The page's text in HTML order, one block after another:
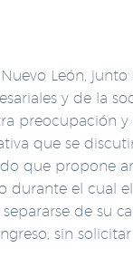
León,
y de la
preocupación y
que se
que propone
durante el cual
de su
sin